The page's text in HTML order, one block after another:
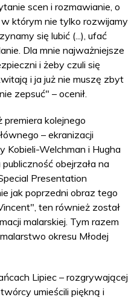
scen i rozmawianie, o
którym nie tylko rozwijamy
się lubić (...), ufać
Dla mnie najważniejsze
i żeby czuli się
i ja już nie muszę zbyt
zepsuć" – ocenił.
premiera kolejnego
– ekranizacji
Kobieli-Welchman i Hugha
obejrzała na
Presentation
jak poprzedni obraz tego
ten również został
malarskiej. Tym razem
okresu Młodej
Lipiec – rozgrywającej
umieścili piękną i